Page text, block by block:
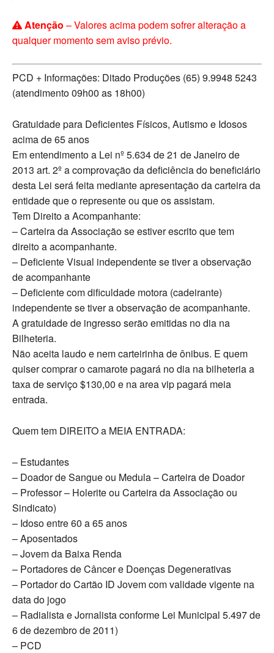
Atenção – Valores acima podem sofrer alteração a
qualquer momento sem aviso prévio.
PCD + Informações: Ditado Produções (65) 9.9948 5243
(atendimento 09h00 as 18h00)
Gratuidade para Deficientes Físicos, Autismo e Idosos
acima de 65 anos
Em entendimento a Lei nº 5.634 de 21 de Janeiro de
2013 art. 2º a comprovação da deficiência do beneficiário
desta Lei será feita mediante apresentação da carteira da
entidade que o represente ou que os assistam.
Tem Direito a Acompanhante:
– Carteira da Associação se estiver escrito que tem
direito a acompanhante.
– Deficiente Visual independente se tiver a observação
de acompanhante
– Deficiente com dificuldade motora (cadeirante)
independente se tiver a observação de acompanhante.
A gratuidade de ingresso serão emitidas no dia na
Bilheteria.
Não aceita laudo e nem carteirinha de ônibus. E quem
quiser comprar o camarote pagará no dia na bilheteria a
taxa de serviço $130,00 e na area vip pagará meia
entrada.
Quem tem DIREITO a MEIA ENTRADA:
– Estudantes
– Doador de Sangue ou Medula – Carteira de Doador
– Professor – Holerite ou Carteira da Associação ou
Sindicato)
– Idoso entre 60 a 65 anos
– Aposentados
– Jovem da Baixa Renda
– Portadores de Câncer e Doenças Degenerativas
– Portador do Cartão ID Jovem com validade vigente na
data do jogo
– Radialista e Jornalista conforme Lei Municipal 5.497 de
6 de dezembro de 2011)
– PCD